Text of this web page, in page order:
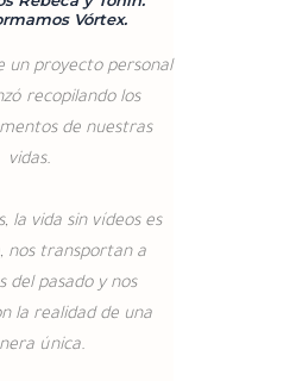
Vórtex.
un proyecto personal
recopilando los
de nuestras
vidas.
la vida sin vídeos es
nos transportan a
del pasado y nos
la realidad de una
única.